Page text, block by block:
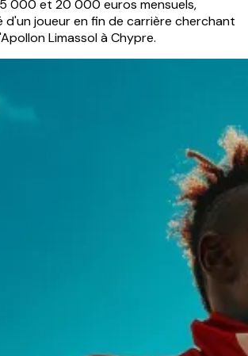
000 et 20 000 euros mensuels,
joueur en fin de carrière cherchant
Limassol à Chypre.